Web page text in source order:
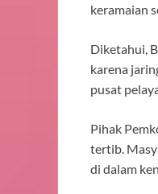
keramaian
Diketahui,
karena
pusat
Pihak
tertib.
di dalam